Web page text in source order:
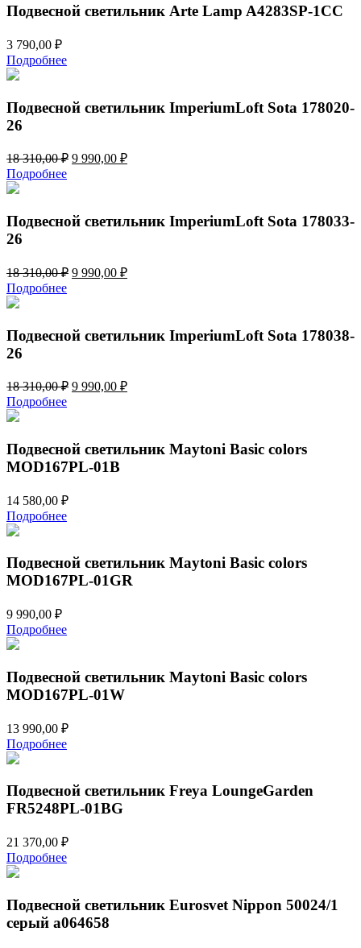
Подвесной светильник Arte Lamp A4283SP-1CC
3 790,00 ₽
Подробнее
Подвесной светильник ImperiumLoft Sota 178020-
26
18 310,00₽ Первоначальная
310,00 ₽.
9 990,00 ₽Текущая
Подробнее
Подвесной светильник ImperiumLoft Sota 178033-
26
18 310,00₽ Первоначальная
310,00 ₽.
9 990,00 ₽Текущая
Подробнее
Подвесной светильник ImperiumLoft Sota 178038-
26
18 310,00₽ Первоначальная
310,00 ₽.
9 990,00 ₽Текущая
Подробнее
Подвесной светильник Maytoni Basic colors
MOD167PL-01B
14 580,00 ₽
Подробнее
Подвесной светильник Maytoni Basic colors
MOD167PL-01GR
9 990,00 ₽
Подробнее
Подвесной светильник Maytoni Basic colors
MOD167PL-01W
13 990,00 ₽
Подробнее
Подвесной светильник Freya LoungeGarden
FR5248PL-01BG
21 370,00 ₽
Подробнее
Подвесной светильник Eurosvet Nippon 50024/1
серый a064658